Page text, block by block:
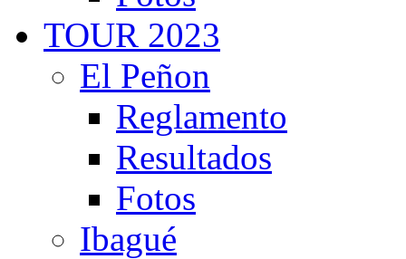
TOUR 2023
El Peñon
Reglamento
Resultados
Fotos
Ibagué